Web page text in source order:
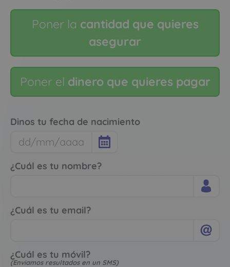
Poner la cantidad que quieres
asegurar
Poner el dinero que quieres pagar
Dinos tu fecha de nacimiento
¿Cuál es tu nombre?
¿Cuál es tu email?
¿Cuál es tu móvil?
(Enviamos resultados en un SMS)